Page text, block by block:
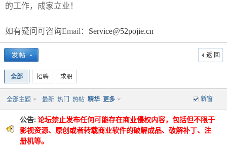
的工作，成家立业！
如有疑问可咨询Email： Service@52pojie.cn
返 回
全部 招聘 求职
新窗
全部主题 最新 热门 热帖 精华 更多
公告:论坛禁止发布任何可能存在商业侵权内容，包括但不限于
影视资源、原创或者转载商业软件的破解成品、破解补丁、注
册机等。